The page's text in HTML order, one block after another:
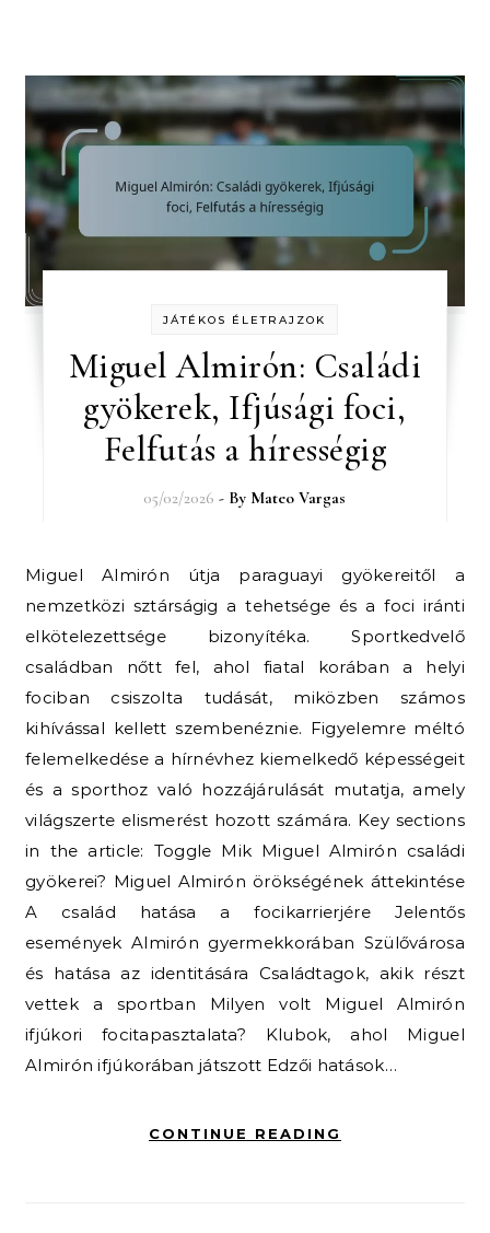
JÁTÉKOS ÉLETRAJZOK
Miguel Almirón: Családi
gyökerek, Ifjúsági foci,
Felfutás a hírességig
05/02/2026 - By Mateo Vargas
Miguel Almirón útja paraguayi gyökereitől a
nemzetközi sztárságig a tehetsége és a foci iránti
elkötelezettsége bizonyítéka. Sportkedvelő
családban nőtt fel, ahol fiatal korában a helyi
fociban csiszolta tudását, miközben számos
kihívással kellett szembenéznie. Figyelemre méltó
felemelkedése a hírnévhez kiemelkedő képességeit
és a sporthoz való hozzájárulását mutatja, amely
világszerte elismerést hozott számára. Key sections
in the article: Toggle Mik Miguel Almirón családi
gyökerei? Miguel Almirón örökségének áttekintése
A család hatása a focikarrierjére Jelentős
események Almirón gyermekkorában Szülővárosa
és hatása az identitására Családtagok, akik részt
vettek a sportban Milyen volt Miguel Almirón
ifjúkori focitapasztalata? Klubok, ahol Miguel
Almirón ifjúkorában játszott Edzői hatások…
CONTINUE READING